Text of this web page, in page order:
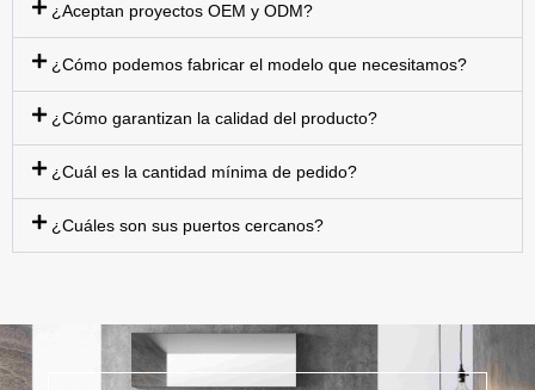
¿Aceptan proyectos OEM y ODM?
¿Cómo podemos fabricar el modelo que necesitamos?
¿Cómo garantizan la calidad del producto?
¿Cuál es la cantidad mínima de pedido?
¿Cuáles son sus puertos cercanos?